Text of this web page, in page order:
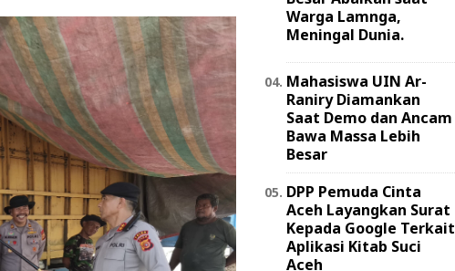
Warga Lamnga,
Meningal Dunia.
Mahasiswa UIN Ar-
Raniry Diamankan
Saat Demo dan Ancam
Bawa Massa Lebih
Besar
DPP Pemuda Cinta
Aceh Layangkan Surat
Kepada Google Terkait
Aplikasi Kitab Suci
Aceh